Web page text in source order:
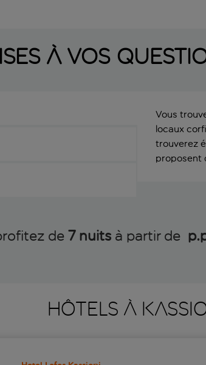
à vos
Vous
locaux
trouverez
proposent
de 7 nuits à partir de
HÔTELS À